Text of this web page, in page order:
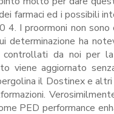
farmaci ed i possibili
I proormoni non sono
determinazione ha
da noi per
viene aggiornato
il Dostinex e
PED performance